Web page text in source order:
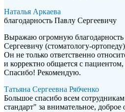
Наталья Аркаева
благодарность Павлу Сергеевичу
Выражаю огромную благодарность
Сергеевичу (стоматологу-
Он не только ответственно
и корректно общается с
Спасибо! Рекомендую.
Татьяна Сергеевна Рябченко
Большое спасибо всем
стандарт" за внимательное,